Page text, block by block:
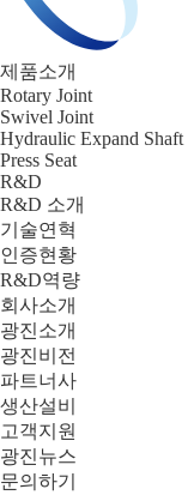
제품소개
Rotary Joint
Swivel Joint
Hydraulic Expand Shaft
Press Seat
R&D
R&D 소개
기술연혁
인증현황
R&D역량
회사소개
광진소개
광진비전
파트너사
생산설비
고객지원
광진뉴스
문의하기